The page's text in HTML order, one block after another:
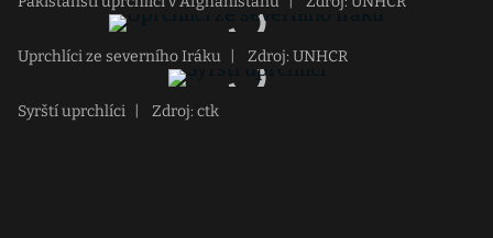
Uprchlíci ze severního Iráku Zdroj: UNHCR
Syrští uprchlíci Zdroj: ctk